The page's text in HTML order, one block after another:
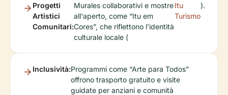
Progetti
Artistici
Comunitari:
Murales collaborativi e mostre
all'aperto, come “Itu em
Cores”, che riflettono l'identità
culturale locale (
Itu
Turismo
).
Inclusività:Programmi come “Arte para Todos”
offrono trasporto gratuito e visite
guidate per anziani e comunità